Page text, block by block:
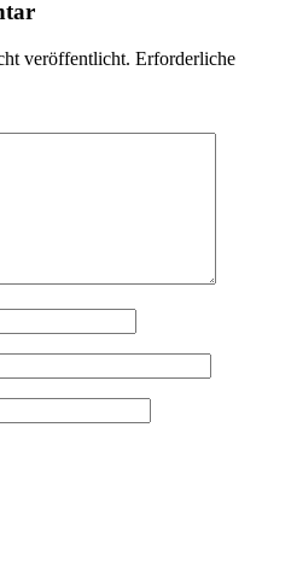
veröffentlicht. Erforderliche